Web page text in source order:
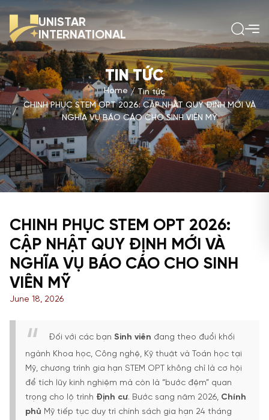
UNISTAR
INTERNATIONAL
TIN TỨC
Home
Tin tức
CHINH PHỤC STEM OPT 2026: CẬP NHẬT QUY ĐỊNH MỚI VÀ
NGHĨA VỤ BÁO CÁO CHO SINH VIÊN MỸ
CHINH PHỤC STEM OPT 2026:
CẬP NHẬT QUY ĐỊNH MỚI VÀ
NGHĨA VỤ BÁO CÁO CHO SINH
VIÊN MỸ
June 18, 2026
Đối với các bạn Sinh viên đang theo đuổi khối
ngành Khoa học, Công nghệ, Kỹ thuật và Toán học tại
Mỹ, chương trình gia hạn STEM OPT không chỉ là cơ hội
để tích lũy kinh nghiệm mà còn là “bước đệm” quan
trọng cho lộ trình Định cư. Bước sang năm 2026, Chính
phủ Mỹ tiếp tục duy trì chính sách gia hạn 24 tháng